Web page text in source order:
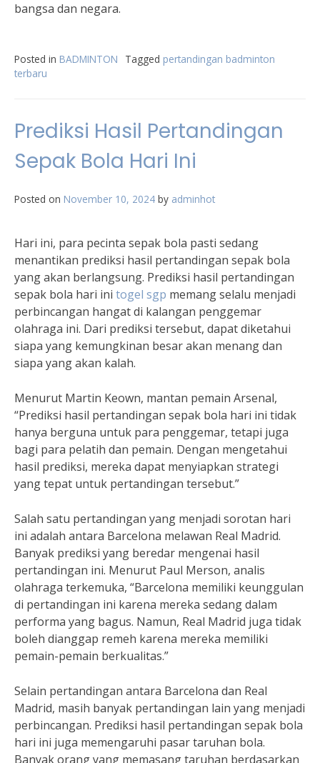
bangsa dan negara.
Posted in BADMINTON Tagged pertandingan badminton
terbaru
Prediksi Hasil Pertandingan
Sepak Bola Hari Ini
Posted on November 10, 2024 by adminhot
Hari ini, para pecinta sepak bola pasti sedang
menantikan prediksi hasil pertandingan sepak bola
yang akan berlangsung. Prediksi hasil pertandingan
sepak bola hari ini togel sgp memang selalu menjadi
perbincangan hangat di kalangan penggemar
olahraga ini. Dari prediksi tersebut, dapat diketahui
siapa yang kemungkinan besar akan menang dan
siapa yang akan kalah.
Menurut Martin Keown, mantan pemain Arsenal,
“Prediksi hasil pertandingan sepak bola hari ini tidak
hanya berguna untuk para penggemar, tetapi juga
bagi para pelatih dan pemain. Dengan mengetahui
hasil prediksi, mereka dapat menyiapkan strategi
yang tepat untuk pertandingan tersebut.”
Salah satu pertandingan yang menjadi sorotan hari
ini adalah antara Barcelona melawan Real Madrid.
Banyak prediksi yang beredar mengenai hasil
pertandingan ini. Menurut Paul Merson, analis
olahraga terkemuka, “Barcelona memiliki keunggulan
di pertandingan ini karena mereka sedang dalam
performa yang bagus. Namun, Real Madrid juga tidak
boleh dianggap remeh karena mereka memiliki
pemain-pemain berkualitas.”
Selain pertandingan antara Barcelona dan Real
Madrid, masih banyak pertandingan lain yang menjadi
perbincangan. Prediksi hasil pertandingan sepak bola
hari ini juga memengaruhi pasar taruhan bola.
Banyak orang yang memasang taruhan berdasarkan